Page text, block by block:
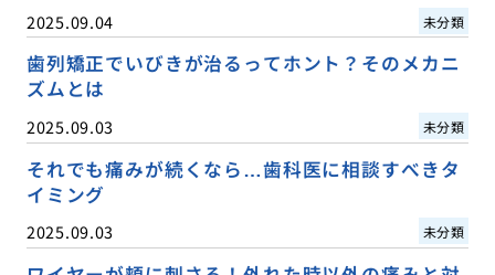
2025.09.04 未分類
歯列矯正でいびきが治るってホント？そのメカニ
ズムとは
2025.09.03 未分類
それでも痛みが続くなら…歯科医に相談すべきタ
イミング
2025.09.03 未分類